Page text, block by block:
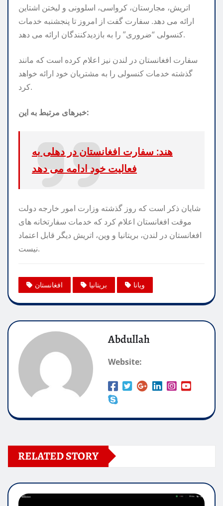
اتریش، مجارستان، کرواسی، اسلوونی و لیختن اشتاین
ارائه می دهد. سفارت گفت از امروز تا پنجشنبه خدمات
کنسولی “ضروری” را به بازدیدکنندگان ارائه می دهد.
سفارت افغانستان در لندن نیز اعلام کرده است که مانند
گذشته خدمات کنسولی را به مشتریان خود ارائه خواهد
کرد.
خبرهای مرتبط به این:
هند: سفارت افغانستان در دهلی به
فعالیت خود ادامه می دهد
شایان ذکر است که روز گذشته وزارت امور خارجه دولت
موقت افغانستان اعلام کرد که خدمات سفارتخانه های
افغانستان در لندن، بریتانیا و وین، اتریش دیگر قابل اعتماد
نیست.
افغانستان بریتانیا ویانا
Abdullah
Website:
RELATED STORY